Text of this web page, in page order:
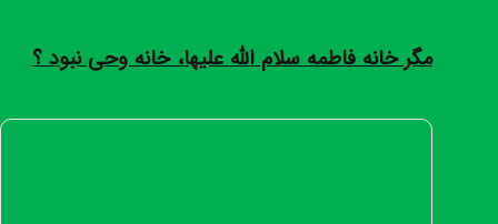
مگر خانه فاطمه سلام الله علیها، خانه وحی نبود ؟